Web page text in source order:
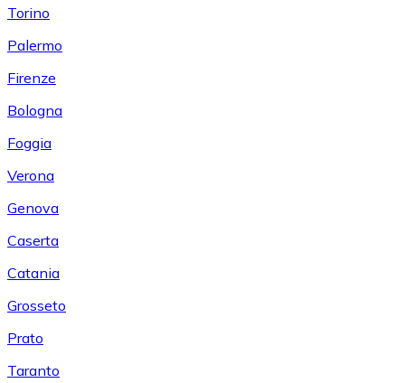
Torino
Palermo
Firenze
Bologna
Foggia
Verona
Genova
Caserta
Catania
Grosseto
Prato
Taranto